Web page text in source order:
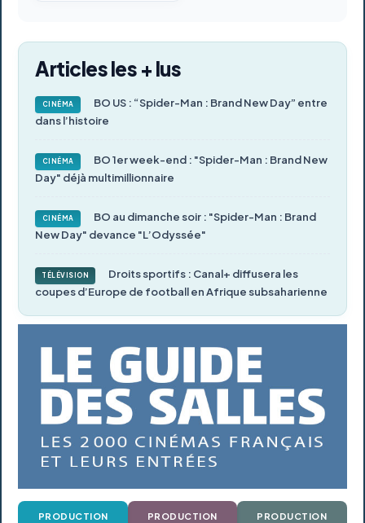
Articles les + lus
CINÉMA
BO US : “Spider-Man : Brand New Day” entre
dans l’histoire
CINÉMA
BO 1er week-end : "Spider-Man : Brand New
Day" déjà multimillionnaire
CINÉMA
BO au dimanche soir : "Spider-Man : Brand
New Day" devance "L’Odyssée"
TÉLÉVISION
Droits sportifs : Canal+ diffusera les
coupes d’Europe de football en Afrique subsaharienne
PRODUCTION
PRODUCTION
PRODUCTION